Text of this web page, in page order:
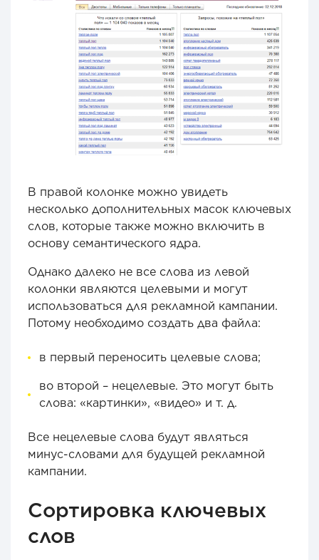
В правой колонке можно увидеть
несколько дополнительных масок ключевых
слов, которые также можно включить в
основу семантического ядра.
Однако далеко не все слова из левой
колонки являются целевыми и могут
использоваться для рекламной кампании.
Потому необходимо создать два файла:
в первый переносить целевые слова;
во второй – нецелевые. Это могут быть
слова: «картинки», «видео» и т. д.
Все нецелевые слова будут являться
минус-словами для будущей рекламной
кампании.
Сортировка ключевых
слов